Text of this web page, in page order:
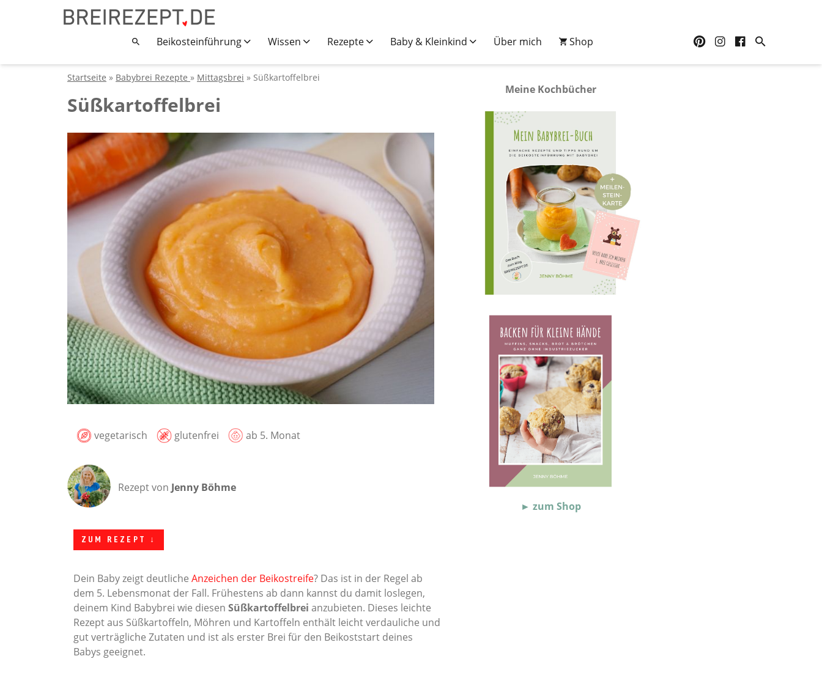
Beikosteinführung Wissen Rezepte Baby & Kleinkind Über mich Shop
Startseite » Babybrei Rezepte » Mittagsbrei » Süßkartoffelbrei
Süßkartoffelbrei
vegetarisch glutenfrei ab 5. Monat
Rezept von Jenny Böhme
ZUM REZEPT ↓
Dein Baby zeigt deutliche Anzeichen der Beikostreife? Das ist in der Regel ab
dem 5. Lebensmonat der Fall. Frühestens ab dann kannst du damit loslegen,
deinem Kind Babybrei wie diesen Süßkartoffelbrei anzubieten. Dieses leichte
Rezept aus Süßkartoffeln, Möhren und Kartoffeln enthält leicht verdauliche und
gut verträgliche Zutaten und ist als erster Brei für den Beikoststart deines
Babys geeignet.
Meine Kochbücher
► zum Shop